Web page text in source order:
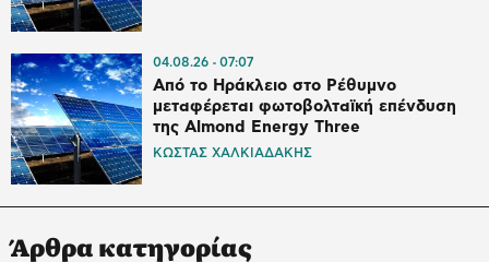
04.08.26 07:07
Από το Ηράκλειο στο Ρέθυμνο
μεταφέρεται φωτοβολταϊκή επένδυση
της Almond Energy Three
ΚΩΣΤΑΣ ΧΑΛΚΙΑΔΑΚΗΣ
Άρθρα κατηγορίας